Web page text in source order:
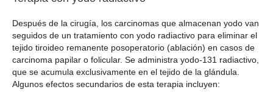
Después de la cirugía, los carcinomas que almacenan yodo van
seguidos de un tratamiento con yodo radiactivo para eliminar el
tejido tiroideo remanente posoperatorio (ablación) en casos de
carcinoma papilar o folicular. Se administra yodo-131 radiactivo,
que se acumula exclusivamente en el tejido de la glándula.
Algunos efectos secundarios de esta terapia incluyen: